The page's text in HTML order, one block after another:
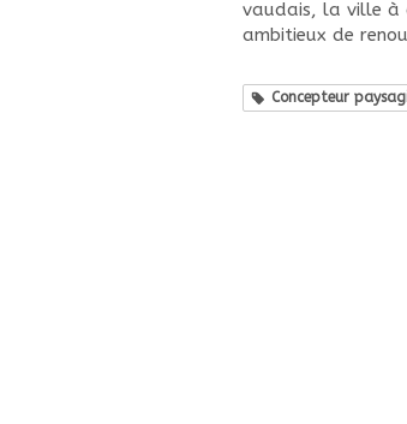
vaudais, la ville à
ambitieux de
Concepteur